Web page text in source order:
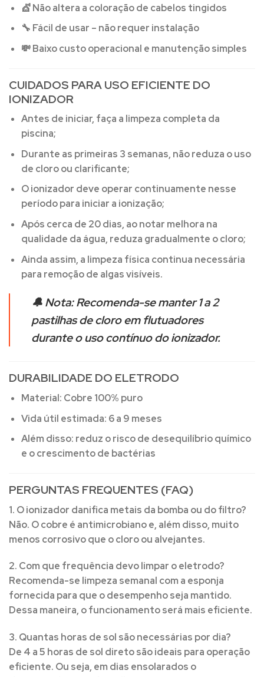
💇Não altera a coloração de cabelos tingidos
🔧 Fácil de usar – não requer instalação
💸Baixo custo operacional e manutenção simples
CUIDADOS PARA USO EFICIENTE DO
IONIZADOR
Antes de iniciar, faça a limpeza completa da
piscina;
Durante as primeiras 3 semanas, não reduza o uso
de cloro ou clarificante;
O ionizador deve operar continuamente nesse
período para iniciar a ionização;
Após cerca de 20 dias, ao notar melhora na
qualidade da água, reduza gradualmente o cloro;
Ainda assim, a limpeza física continua necessária
para remoção de algas visíveis.
🔔Nota:Recomenda-se manter1 a 2
pastilhas de cloro em flutuadores
durante o uso contínuo do ionizador.
DURABILIDADE DO ELETRODO
Material: Cobre 100% puro
Vida útil estimada: 6 a 9 meses
Além disso: reduz o risco de desequilíbrio químico
e o crescimento de bactérias
PERGUNTAS FREQUENTES (FAQ)
1. O ionizador danifica metais da bomba ou do filtro?
Não. O cobre é antimicrobiano e, além disso, muito
menos corrosivo que o cloro ou alvejantes.
2. Com que frequência devo limpar o eletrodo?
Recomenda-se limpeza semanal com a esponja
fornecida para que o desempenho seja mantido.
Dessa maneira, o funcionamento será mais eficiente.
3. Quantas horas de sol são necessárias por dia?
De 4 a 5 horas de sol direto são ideais para operação
eficiente. Ou seja, em dias ensolarados o